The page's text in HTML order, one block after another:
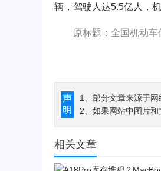
辆，驾驶人达5.5亿人，
原标题：全国机动
声
明
1、部分文章来源于网
2、如果网站中图片
相关文章